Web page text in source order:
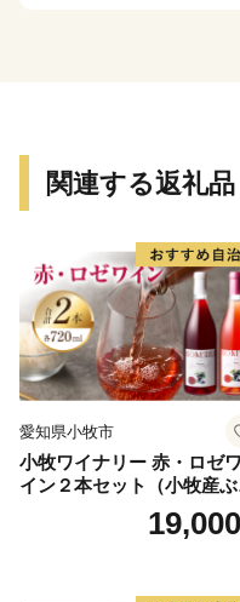
も記載されており、そ
チーフとした「たか坊
★ABCテレビのニュー
👉 『つやの玉』・『こ
関連する返礼
愛知県小牧市
小牧ワイナリー 赤・ロゼワ
イン２本セット（小牧産ぶ
19,000